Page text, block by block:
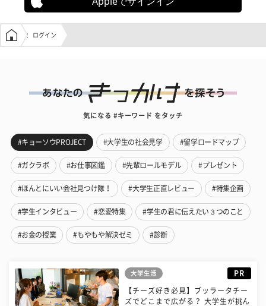
学生の窓口トップ
ログイン
気になる #キーワード をタッチ
#キョーソウPROJECT #大学生の社会見学 #留学ロードマップ
#ガクラボ #お仕事図鑑 #先輩ロールモデル #プレゼント
#ほんとにいい会社見つけ隊！ #大学生正直レビュー #特集企画
#学生インタビュー #恋愛特集 #学生の君に伝えたい３つのこと
#お金の授業 #もやもや解決ゼミ #診断
大学生活 PR
【チーズ好き必見】ブッラータチー
ズでどこまで広がる？ 大学生が挑ん